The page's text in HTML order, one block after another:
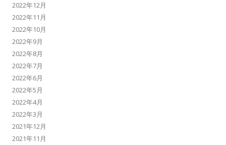
2022年12月
2022年11月
2022年10月
2022年9月
2022年8月
2022年7月
2022年6月
2022年5月
2022年4月
2022年3月
2021年12月
2021年11月